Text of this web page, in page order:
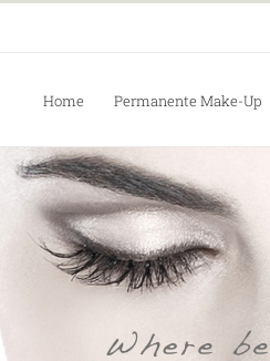
Home Permanente Make-Up